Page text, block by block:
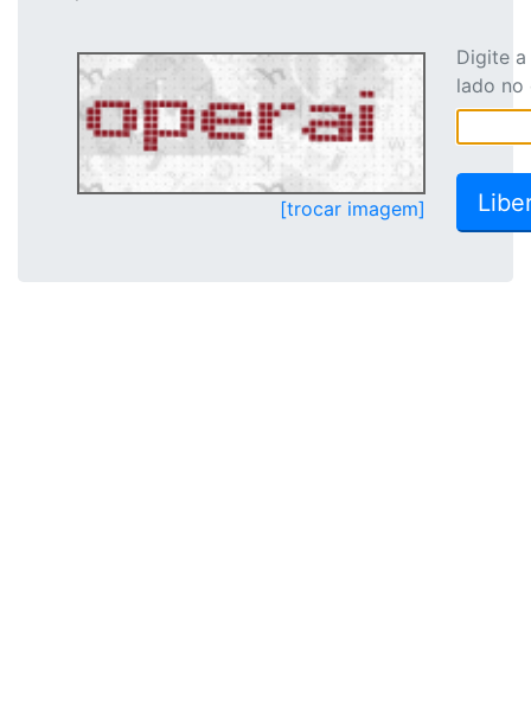
[trocar imagem]
Digite
lado no